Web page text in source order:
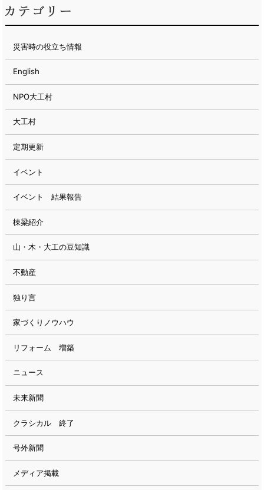
災害時の役立ち情報
English
NPO大工村
大工村
定期更新
イベント
イベント 結果報告
棟梁紹介
山・木・大工の豆知識
不動産
独り言
家づくりノウハウ
リフォーム 増築
ニュース
未来新聞
クラシカル 終了
号外新聞
メディア掲載